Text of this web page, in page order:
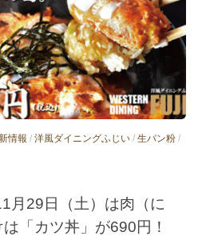
情報 / 洋風ダイニングふじい / 生パン粉 /
月29日（土）は肉（に
「カツ丼」が690円！